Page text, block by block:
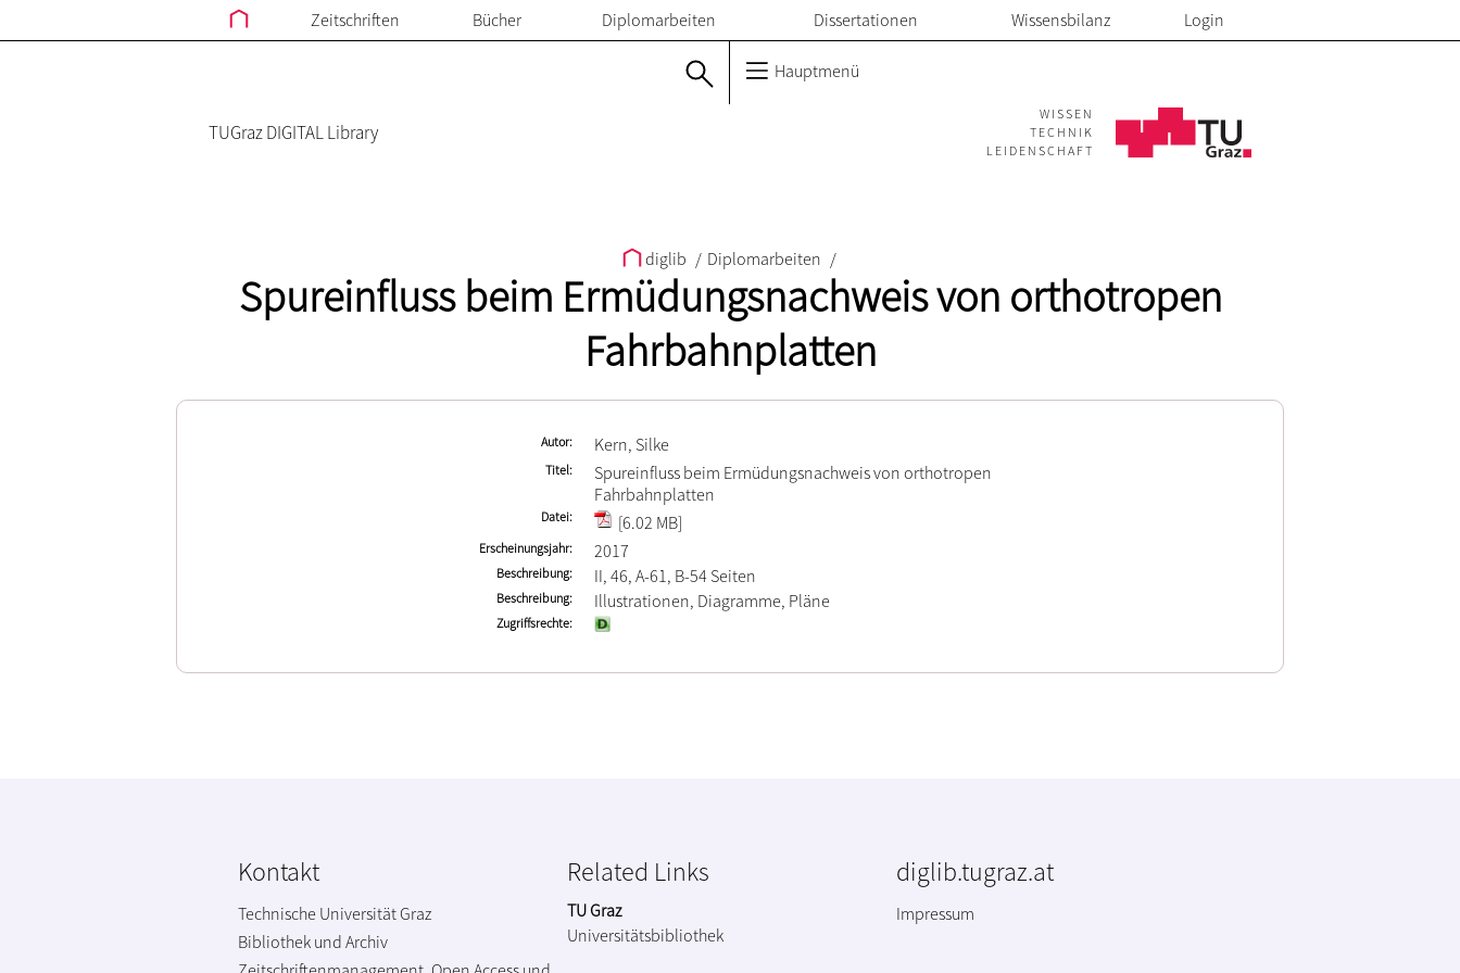
Zeitschriften Bücher Diplomarbeiten Dissertationen Wissensbilanz Login
Hauptmenü
TUGraz DIGITAL Library
WISSEN
TECHNIK
LEIDENSCHAFT
diglib / Diplomarbeiten /
Spureinfluss beim Ermüdungsnachweis von orthotropen
Fahrbahnplatten
Autor Kern, Silke
Titel
Spureinfluss beim Ermüdungsnachweis von orthotropen
Fahrbahnplatten
Datei [6.02 MB]
Erscheinungsjahr 2017
Beschreibung II, 46, A-61, B-54 Seiten
Beschreibung Illustrationen, Diagramme, Pläne
Zugriffsrechte
Kontakt
Technische Universität Graz
Bibliothek und Archiv
Related Links
TU Graz
Universitätsbibliothek
diglib.tugraz.at
Impressum